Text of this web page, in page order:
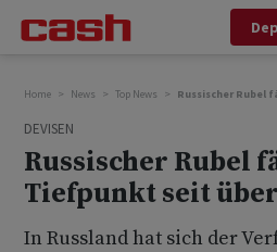
Home News Top News Russischer Rubel
DEVISEN
Russischer Rubel
Tiefpunkt seit
In Russland hat sich der